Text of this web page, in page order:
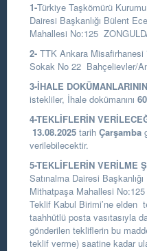
1-Türkiye Taşkömürü
Dairesi Başkanlığı Bülent
Mahallesi No:125
2- TTK Ankara
Sokak No 22 Bahçelievler/
3-İHALE
istekliler, İhale dokümanını
4-TEKLİFLERİN
13.08.2025 tarih Çarşamba
verilebilecektir.
5-TEKLİFLERİN VERİLME
Satınalma Dairesi
Mithatpaşa Mahallesi
Teklif Kabul Birimi’ne elden
taahhütlü posta vasıtasıyla
gönderilen tekliflerin bu
teklif verme) saatine kadar